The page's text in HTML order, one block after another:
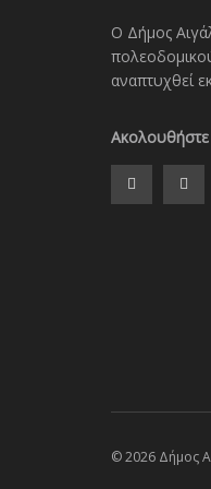
Ο Δήμος
αναπτυχθεί
Ακολουθήστε
© 2026 Δήμος